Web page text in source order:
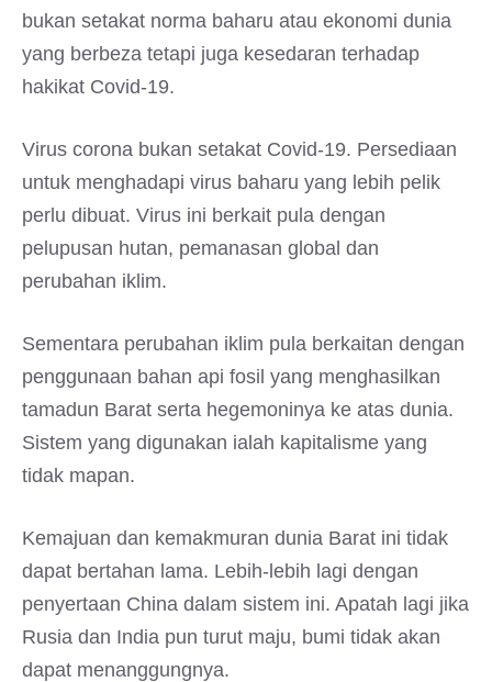
bukan setakat norma baharu atau ekonomi dunia
yang berbeza tetapi juga kesedaran terhadap
hakikat Covid-19.
Virus corona bukan setakat Covid-19. Persediaan
untuk menghadapi virus baharu yang lebih pelik
perlu dibuat. Virus ini berkait pula dengan
pelupusan hutan, pemanasan global dan
perubahan iklim.
Sementara perubahan iklim pula berkaitan dengan
penggunaan bahan api fosil yang menghasilkan
tamadun Barat serta hegemoninya ke atas dunia.
Sistem yang digunakan ialah kapitalisme yang
tidak mapan.
Kemajuan dan kemakmuran dunia Barat ini tidak
dapat bertahan lama. Lebih-lebih lagi dengan
penyertaan China dalam sistem ini. Apatah lagi jika
Rusia dan India pun turut maju, bumi tidak akan
dapat menanggungnya.